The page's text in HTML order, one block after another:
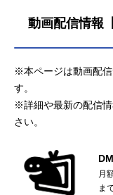
動画配信情報
※本ページは動画配
す。
※詳細や最新の配信
さい。
月
ま